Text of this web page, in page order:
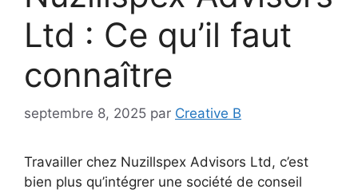
Ltd : Ce qu’il faut
connaître
septembre 8, 2025 par Creative B
Travailler chez Nuzillspex Advisors Ltd, c’est
bien plus qu’intégrer une société de conseil